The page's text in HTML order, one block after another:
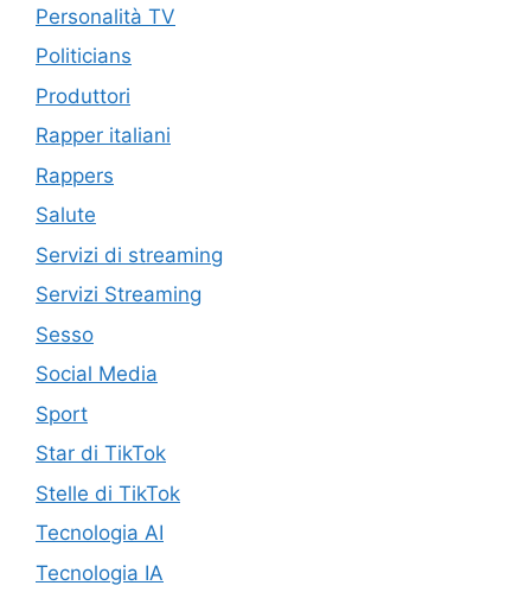
Personalità TV
Politicians
Produttori
Rapper italiani
Rappers
Salute
Servizi di streaming
Servizi Streaming
Sesso
Social Media
Sport
Star di TikTok
Stelle di TikTok
Tecnologia AI
Tecnologia IA